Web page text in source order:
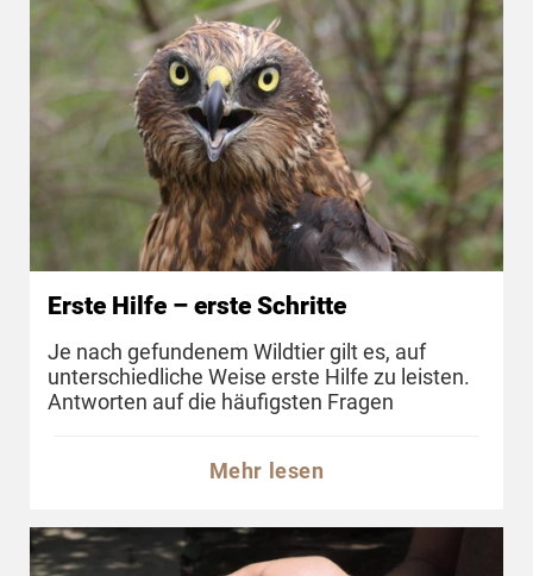
Erste Hilfe – erste Schritte
Je nach gefundenem Wildtier gilt es, auf
unterschiedliche Weise erste Hilfe zu leisten.
Antworten auf die häufigsten Fragen
Mehr lesen